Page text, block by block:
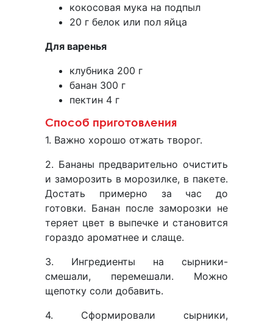
кокосовая мука на подпыл
20 г белок или пол яйца
Для варенья
клубника 200 г
банан 300 г
пектин 4 г
Способ приготовления
1. Важно хорошо отжать творог.
2. Бананы предварительно очистить
и заморозить в морозилке, в пакете.
Достать примерно за час до
готовки. Банан после заморозки не
теряет цвет в выпечке и становится
гораздо ароматнее и слаще.
3. Ингредиенты на сырники-
смешали, перемешали. Можно
щепотку соли добавить.
4. Сформировали сырники,